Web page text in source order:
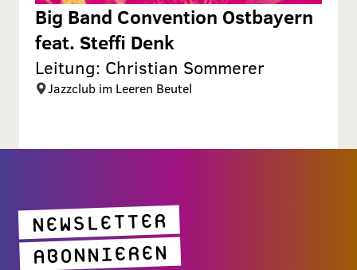
Big Band Convention Ostbayern
feat. Steffi Denk
Leitung: Christian Sommerer
Jazzclub im Leeren Beutel
NEWSLETTER
ABONNIEREN